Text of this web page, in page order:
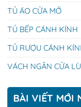
TỦ ÁO CỬA MỞ
TỦ BẾP CÁNH KÍNH
TỦ RƯỢU CÁNH
VÁCH NGĂN CỬA
BÀI VIẾT MỚI